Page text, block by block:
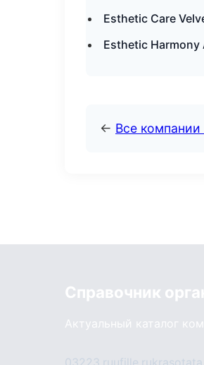
Esthetic Care
Esthetic
← Все
Справочник
Актуальный каталог
03223.ru ufille.ru